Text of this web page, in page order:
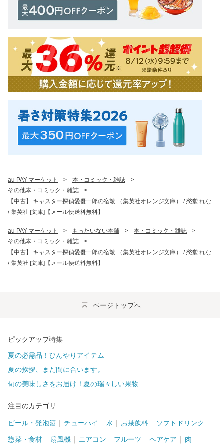
au PAY マーケット > 本・コミック・雑誌
>
その他本・コミック・雑誌
>
【中古】 キャスター探偵愛優一郎の宿敵 （集英社オレンジ文庫） / 愁堂 れな
/ 集英社 [文庫]【メール便送料無料】
au PAY マーケット > もったいない本舗 > 本・コミック・雑誌
>
その他本・コミック・雑誌
>
【中古】 キャスター探偵愛優一郎の宿敵 （集英社オレンジ文庫） / 愁堂 れな
/ 集英社 [文庫]【メール便送料無料】
ページトップへ
ピックアップ特集
夏の必需品！ひんやりアイテム
夏の挨拶、まだ間に合います。
旬の美味しさをお届け！夏の瑞々しい果物
注目のカテゴリ
ビール・発泡酒 チューハイ 水 お茶飲料 ソフトドリンク
惣菜・食材 扇風機 エアコン フルーツ ヘアケア 肉